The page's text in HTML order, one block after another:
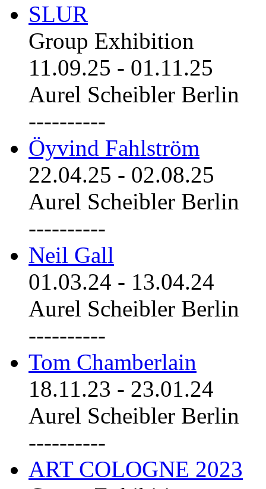
SLUR
Group Exhibition
11.09.25 - 01.11.25
Aurel Scheibler Berlin
----------
Öyvind Fahlström
22.04.25 - 02.08.25
Aurel Scheibler Berlin
----------
Neil Gall
01.03.24 - 13.04.24
Aurel Scheibler Berlin
----------
Tom Chamberlain
18.11.23 - 23.01.24
Aurel Scheibler Berlin
----------
ART COLOGNE 2023